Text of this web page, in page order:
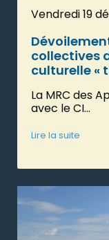
Vendredi 19
collectives
culturelle «
La MRC des
avec le CI...
Lire la suite